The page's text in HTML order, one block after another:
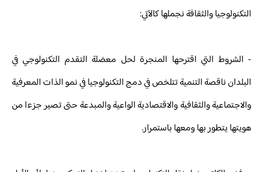
التكنولوجيا والثقافة نجملها كالآتي:
- الشروط التي اقترحها المنجرة لحل معضلة التقدم التكنولوجي في
البلدان ناقصة التنمية تتلخص في دمج التكنولوجيا في نمو الذات المعرفية
والاجتماعية والثقافية والاقتصادية الواعية والمبدعة حتى تصير جزءا من
هويتها يتطور بها ومعها باستمرار.